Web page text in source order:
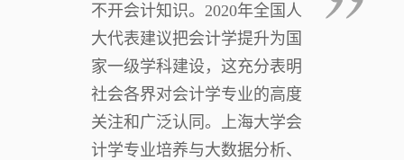
不开会计知识。2020年全国人
大代表建议把会计学提升为国
家一级学科建设，这充分表明
社会各界对会计学专业的高度
关注和广泛认同。上海大学会
计学专业培养与大数据分析、